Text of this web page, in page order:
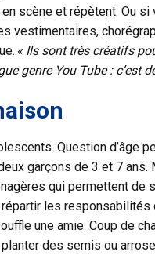
scène et répètent. Ou
vestimentaires,
« Ils sont très créatifs
genre You Tube : c’est
Question d’âge
garçons de 3 et 7
qui permettent de
les responsabilités
une amie. Coup de
des semis ou